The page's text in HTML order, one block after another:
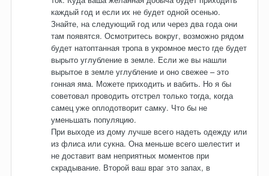
каждый год и если их не будет одной осенью.
Знайте, на следующий год или через два года они
там появятся. Осмотритесь вокруг, возможно рядом
будет натоптанная тропа в укромное место где будет
вырыто углубление в земле. Если же вы нашли
вырытое в земле углубление и оно свежее – это
гонная яма. Можете приходить и вабить. Но я бы
советовал проводить отстрел только тогда, когда
самец уже оплодотворит самку. Что бы не
уменьшать популяцию.
При выходе из дому лучше всего надеть одежду или
из флиса или сукна. Она меньше всего шелестит и
не доставит вам неприятных моментов при
скрадывание. Второй ваш враг это запах, в